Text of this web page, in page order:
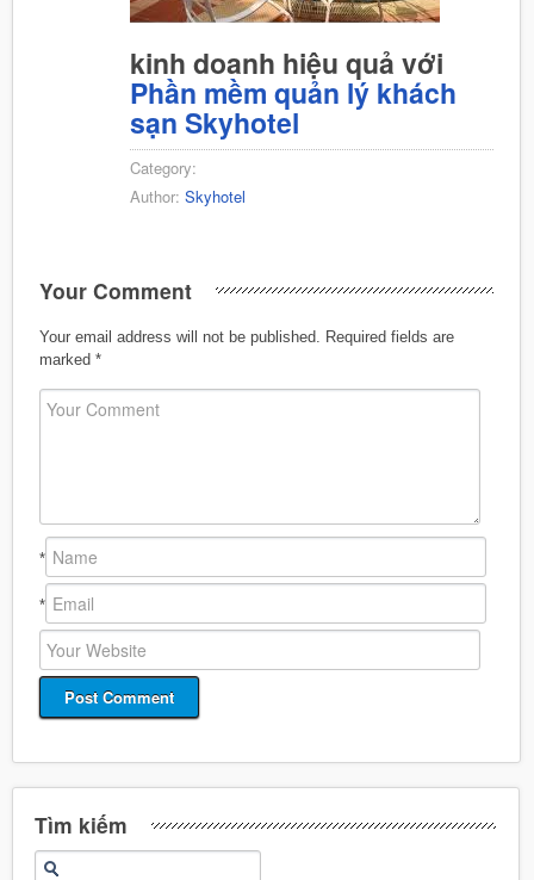
kinh doanh hiệu quả với
Phần mềm quản lý khách
sạn Skyhotel
Category:
Author: Skyhotel
Your Comment
Your email address will not be published.
Required fields are
marked *
*
*
Tìm kiếm